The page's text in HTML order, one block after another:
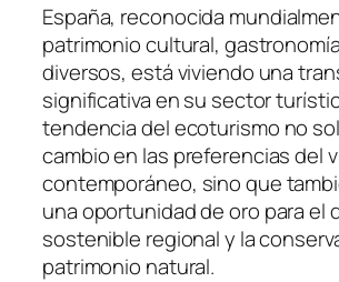
España, reconocida
patrimonio cultural,
diversos, está viviendo una
significativa en su sector
tendencia delecoturismo no
cambio en las preferencias del
contemporáneo, sino que
una oportunidad de oro para el
sostenible regional y la
patrimonio natural.